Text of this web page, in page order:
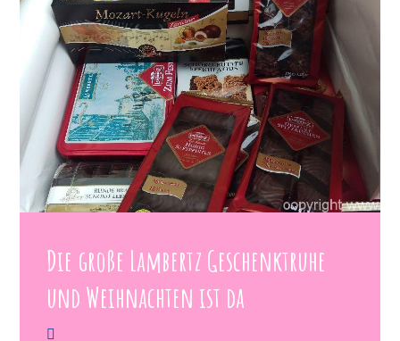
Die große Lambertz Geschenktruhe
und Weihnachten ist da